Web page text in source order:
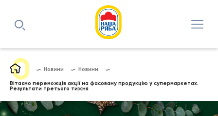
Новини Новини
Вітаємо переможців акції на фасовану продукцію у супермаркетах.
Результати третього тижня